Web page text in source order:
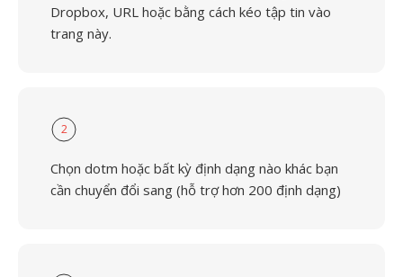
Dropbox, URL hoặc bằng cách kéo tập tin vào
trang này.
2
Chọn dotm hoặc bất kỳ định dạng nào khác bạn
cần chuyển đổi sang (hỗ trợ hơn 200 định dạng)